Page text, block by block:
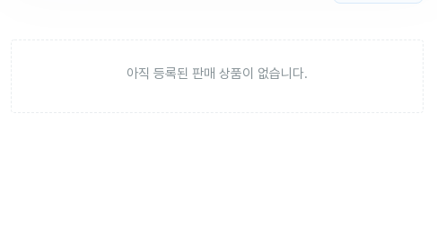
아직 등록된 판매 상품이 없습니다.